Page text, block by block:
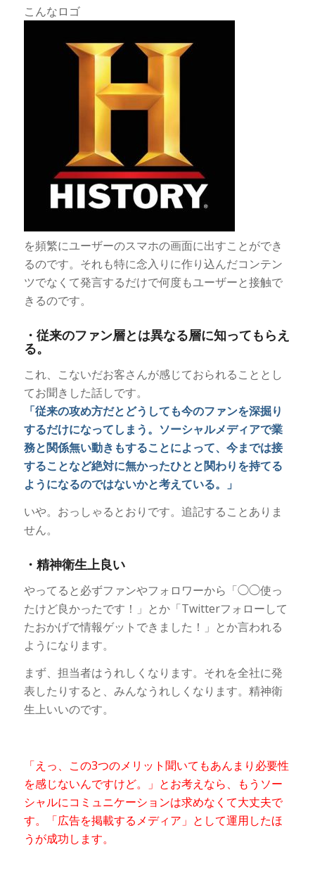
こんなロゴ
を頻繁にユーザーのスマホの画面に出すことができ
るのです。それも特に念入りに作り込んだコンテン
ツでなくて発言するだけで何度もユーザーと接触で
きるのです。
・従来のファン層とは異なる層に知ってもらえ
る。
これ、こないだお客さんが感じておられることとし
てお聞きした話しです。
「従来の攻め方だとどうしても今のファンを深掘り
するだけになってしまう。ソーシャルメディアで業
務と関係無い動きもすることによって、今までは接
することなど絶対に無かったひとと関わりを持てる
ようになるのではないかと考えている。」
いや。おっしゃるとおりです。追記することありま
せん。
・精神衛生上良い
やってると必ずファンやフォロワーから「◯◯使っ
たけど良かったです！」とか「Twitterフォローして
たおかげで情報ゲットできました！」とか言われる
ようになります。
まず、担当者はうれしくなります。それを全社に発
表したりすると、みんなうれしくなります。精神衛
生上いいのです。
「えっ、この3つのメリット聞いてもあんまり必要性
を感じないんですけど。」とお考えなら、もうソー
シャルにコミュニケーションは求めなくて大丈夫で
す。「広告を掲載するメディア」として運用したほ
うが成功します。